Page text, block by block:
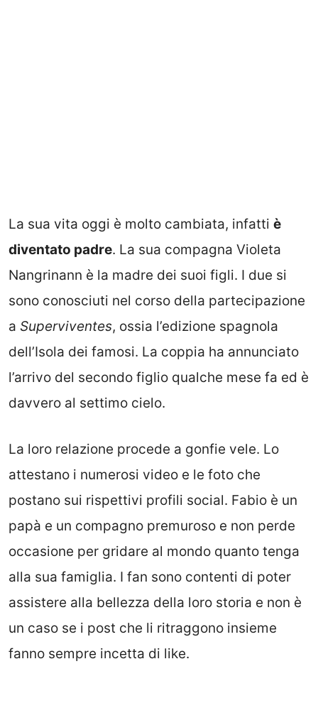
La sua vita oggi è molto cambiata, infatti è
diventato padre. La sua compagna Violeta
Nangrinann è la madre dei suoi figli. I due si
sono conosciuti nel corso della partecipazione
a Superviventes, ossia l’edizione spagnola
dell’Isola dei famosi. La coppia ha annunciato
l’arrivo del secondo figlio qualche mese fa ed è
davvero al settimo cielo.
La loro relazione procede a gonfie vele. Lo
attestano i numerosi video e le foto che
postano sui rispettivi profili social. Fabio è un
papà e un compagno premuroso e non perde
occasione per gridare al mondo quanto tenga
alla sua famiglia. I fan sono contenti di poter
assistere alla bellezza della loro storia e non è
un caso se i post che li ritraggono insieme
fanno sempre incetta di like.